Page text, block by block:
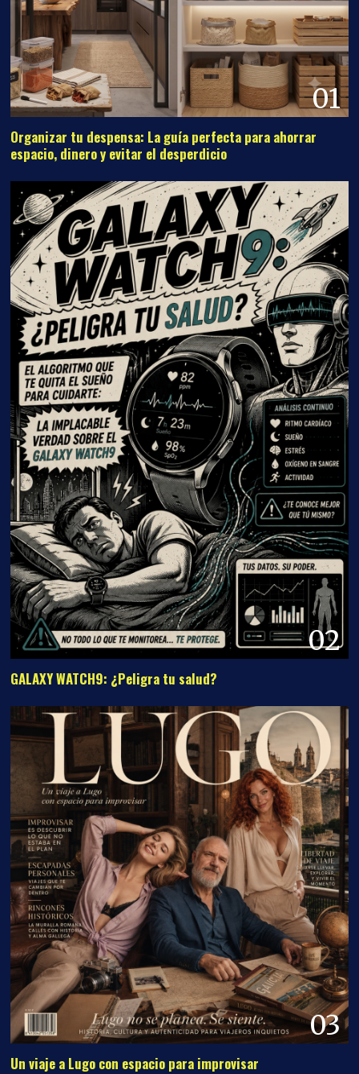
01
Organizar tu despensa: La guía perfecta para ahorrar
espacio, dinero y evitar el desperdicio
02
GALAXY WATCH9: ¿Peligra tu salud?
03
Un viaje a Lugo con espacio para improvisar